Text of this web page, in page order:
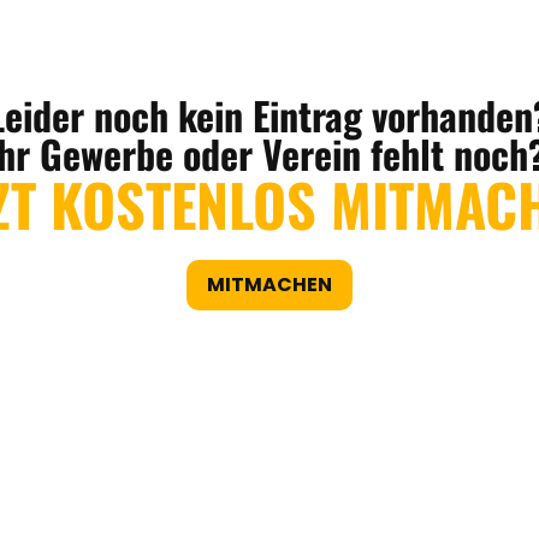
noch kein Eintrag
Gewerbe oder Verein fehlt
KOSTENLOS
MITMACHEN